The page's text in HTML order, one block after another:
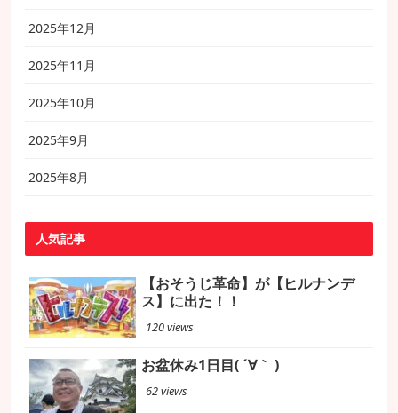
2025年12月
2025年11月
2025年10月
2025年9月
2025年8月
人気記事
【おそうじ革命】が【ヒルナンデ
ス】に出た！！
120 views
お盆休み1日目( ´∀｀ )
62 views